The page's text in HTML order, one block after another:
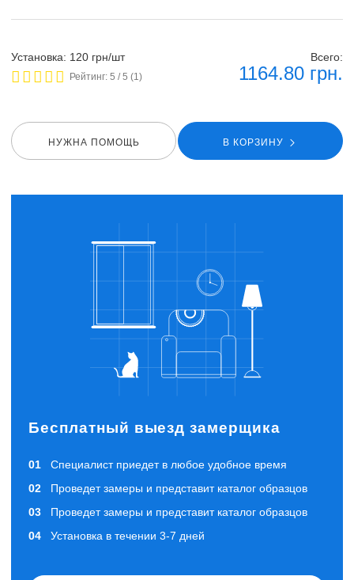
Установка: 120 грн/шт
Рейтинг:5 / 5 (1)
Всего:
1164.80грн.
НУЖНА ПОМОЩЬ В КОРЗИНУ
Бесплатный выезд замерщика
Специалист приедет в любое удобное время
Проведет замеры и представит каталог образцов
Проведет замеры и представит каталог образцов
Установка в течении 3-7 дней